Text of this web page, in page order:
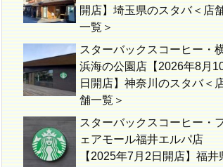
開店】埼玉県のスタバ＜店
一覧＞
スターバックスコーヒー・
浜海の公園店【2026年8月
日開店】神奈川のスタバ＜
舗一覧＞
スターバックスコーヒー・
ェアモール福井エルパ店
【2025年7月2日開店】福井